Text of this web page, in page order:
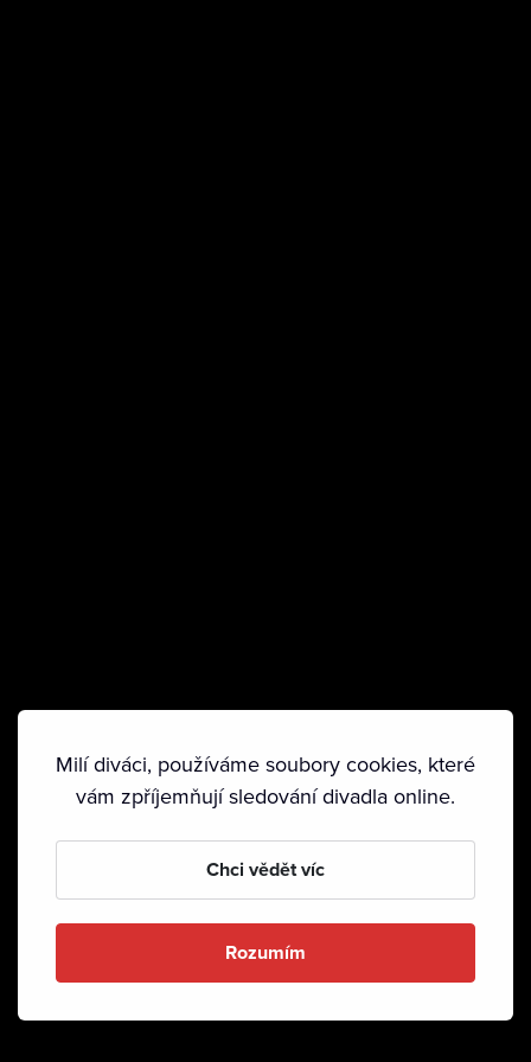
Milí diváci, používáme soubory cookies, které
vám zpříjemňují sledování divadla online.
Chci vědět víc
Rozumím